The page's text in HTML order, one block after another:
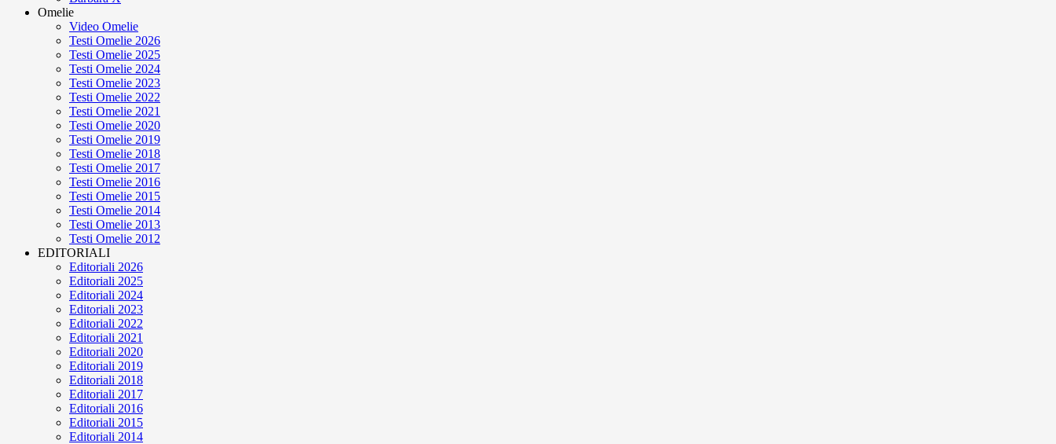
Omelie
Video Omelie
Testi Omelie 2026
Testi Omelie 2025
Testi Omelie 2024
Testi Omelie 2023
Testi Omelie 2022
Testi Omelie 2021
Testi Omelie 2020
Testi Omelie 2019
Testi Omelie 2018
Testi Omelie 2017
Testi Omelie 2016
Testi Omelie 2015
Testi Omelie 2014
Testi Omelie 2013
Testi Omelie 2012
EDITORIALI
Editoriali 2026
Editoriali 2025
Editoriali 2024
Editoriali 2023
Editoriali 2022
Editoriali 2021
Editoriali 2020
Editoriali 2019
Editoriali 2018
Editoriali 2017
Editoriali 2016
Editoriali 2015
Editoriali 2014